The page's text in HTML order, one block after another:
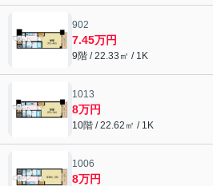
902
7.45万円
9階 / 22.33㎡ / 1K
1013
8万円
10階 / 22.62㎡ / 1K
1006
8万円